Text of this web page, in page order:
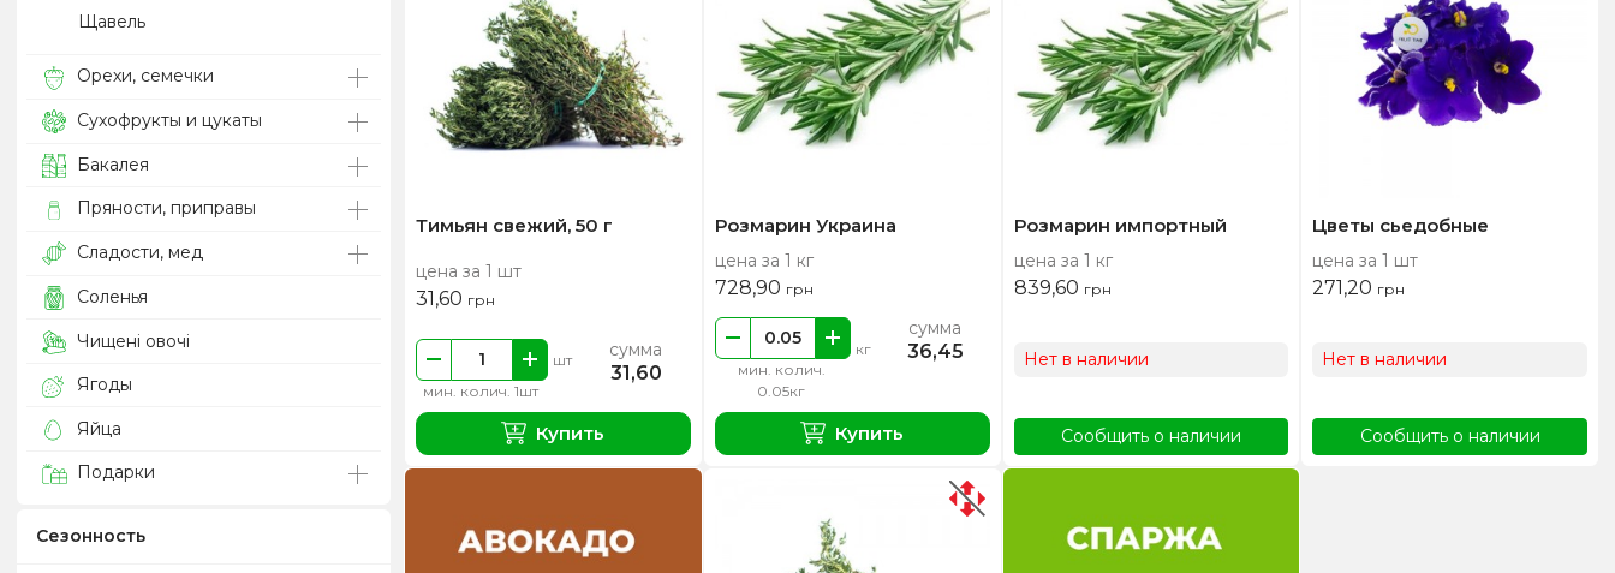
Щавель
Орехи, семечки
Сухофрукты и цукаты
Бакалея
Пряности, приправы
Сладости, мед
Соленья
Чищені овочі
Ягоды
Яйца
Подарки
Сезонность
Тимьян свежий, 50 г
цена за 1 шт
31,60 грн
мин. колич. 1шт
шт сумма
31,60
Купить
Розмарин Украина
цена за 1 кг
728,90 грн
мин. колич.
0.05кг
кг
сумма
36,45
Купить
Розмарин импортный
цена за 1 кг
839,60 грн
Нет в наличии
Сообщить о наличии
Цветы сьедобные
цена за 1 шт
271,20 грн
Нет в наличии
Сообщить о наличии